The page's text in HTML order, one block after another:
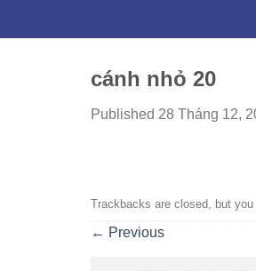
cánh nhỏ 20
Published 28 Tháng 12,
Trackbacks are closed, but you
← Previous